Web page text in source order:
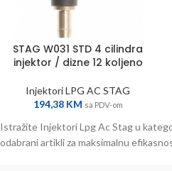
STAG W031 STD 4 cilindra
injektor / dizne 12 koljeno
Injektori LPG AC STAG
194,38 KM sa PDV-om
Istražite Injektori Lpg Ac Stag u
odabrani artikli za maksimalnu